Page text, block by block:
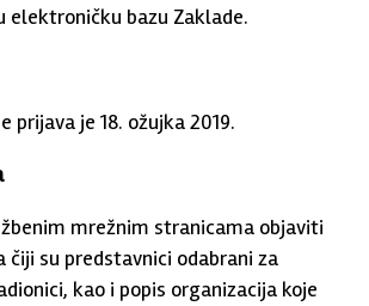
elektroničku bazu Zaklade.
prijava je 18. ožujka 2019.
mrežnim stranicama objaviti
čiji su predstavnici odabrani za
kao i popis organizacija koje